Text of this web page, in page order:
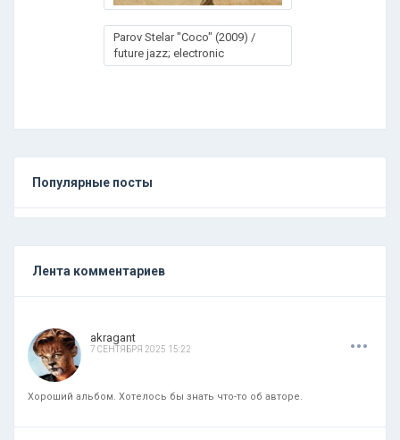
Parov Stelar "Coco" (2009) /
future jazz; electronic
Популярные посты
Лента комментариев
akragant
7 СЕНТЯБРЯ 2025 15:22 ...
Хороший альбом. Хотелось бы знать что-то об авторе.